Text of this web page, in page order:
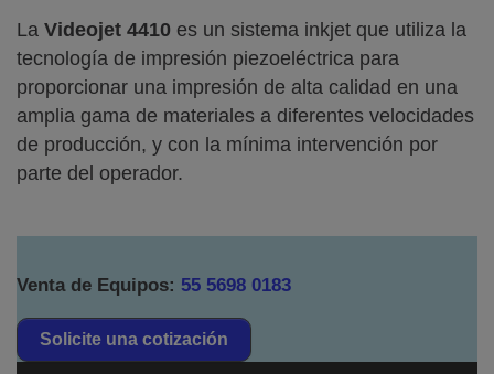
La Videojet 4410 es un sistema inkjet que utiliza la
tecnología de impresión piezoeléctrica para
proporcionar una impresión de alta calidad en una
amplia gama de materiales a diferentes velocidades
de producción, y con la mínima intervención por
parte del operador.
Venta de Equipos: 55 5698 0183
Solicite una cotización